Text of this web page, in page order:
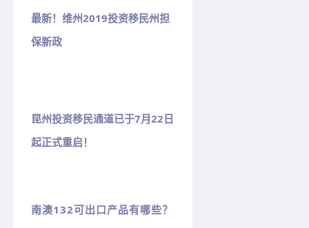
最新！ 维州2019投资移民州担
保新政
昆州投资移民通道已于7月22日
起正式重启！
南澳132可出口产品有哪些？